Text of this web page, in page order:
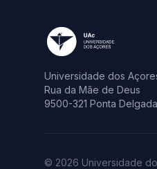
Universidade dos
Rua da Mãe de Deus
9500-321 Ponta Delgada
© 2026 Universidade